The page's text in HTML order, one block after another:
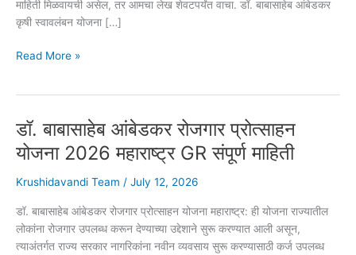
माहिती मिळवायची असेल, तर आमचा लेख शेवटपर्यंत वाचा. डॉ. बाबासाहेब आंबेडकर
कृषी स्वावलंबन योजना […]
डॉ.
स्वावलंबन
योजना
2026
|
yojana
in
marathi
Read More »
डॉ. बाबासाहेब आंबेडकर रोजगार प्रोत्साहन
योजना 2026 महाराष्ट्र GR संपूर्ण माहिती
Krushidavandi Team / July 12, 2026
डॉ. बाबासाहेब आंबेडकर रोजगार प्रोत्साहन योजना महाराष्ट्र: ही योजना राज्यातील
लोकांना रोजगार उपलब्ध करून देण्याच्या उद्देशाने सुरू करण्यात आली असून,
त्याअंतर्गत राज्य सरकार नागरिकांना नवीन व्यवसाय सुरू करण्यासाठी कर्ज उपलब्ध